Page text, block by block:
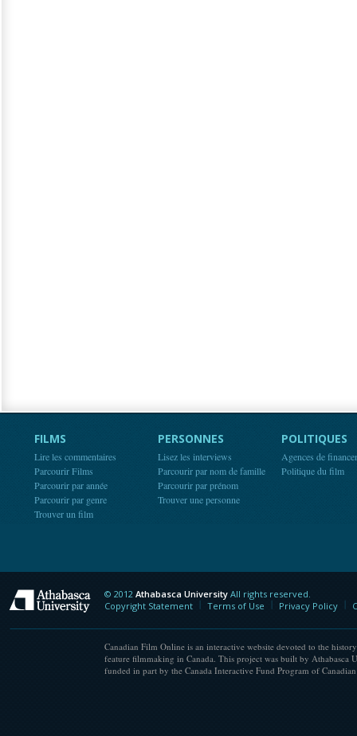
FILMS
Lire les commentaires
Parcourir Films
Parcourir par année
Parcourir par genre
Trouver un film
PERSONNES
Lisez les interviews
Parcourir par nom de famille
Parcourir par prénom
Trouver une personne
POLITIQUES
Agences de
Politique du film
Athabasca University
© 2012 Athabasca University All rights reserved.
Copyright Statement
Terms of Use Privacy Policy
Canadian Film Online is an interactive website devoted to the
feature filmmaking in Canada. This project was built by Athabasca
funded in part by the Canada Interactive Fund Program of